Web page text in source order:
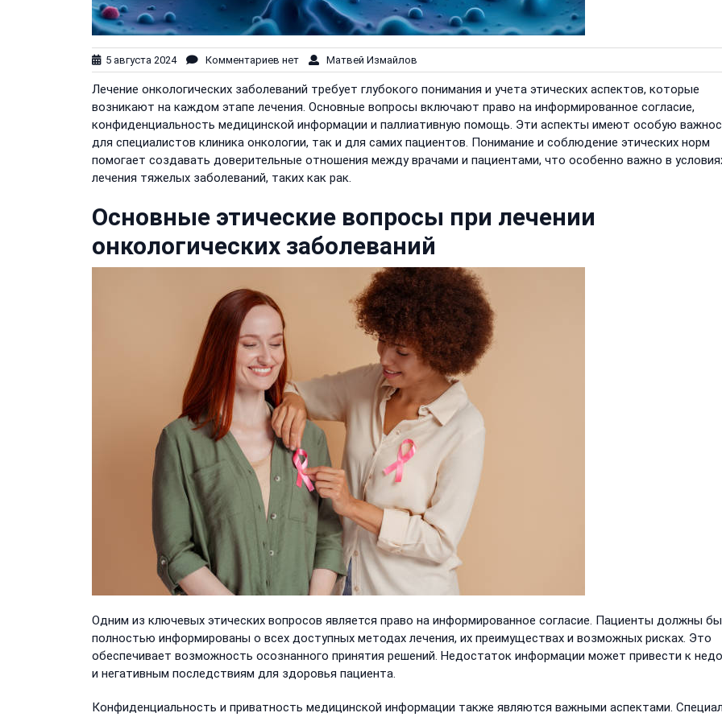
5 августа 2024 Комментариев нет Матвей Измайлов
Лечение онкологических заболеваний требует глубокого понимания и учета этических аспектов, которые
возникают на каждом этапе лечения. Основные вопросы включают право на информированное согласие,
конфиденциальность медицинской информации и паллиативную помощь. Эти аспекты имеют особую
для специалистов клиника онкологии, так и для самих пациентов. Понимание и соблюдение этических норм
помогает создавать доверительные отношения между врачами и пациентами, что особенно важно в
лечения тяжелых заболеваний, таких как рак.
Основные этические вопросы при лечении
онкологических заболеваний
Одним из ключевых этических вопросов является право на информированное согласие. Пациенты должны
полностью информированы о всех доступных методах лечения, их преимуществах и возможных рисках. Это
обеспечивает возможность осознанного принятия решений. Недостаток информации может привести к
и негативным последствиям для здоровья пациента.
Конфиденциальность и приватность медицинской информации также являются важными аспектами.